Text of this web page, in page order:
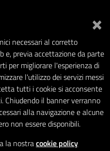
×
necessari al corretto
e, previa accettazione da parte
per migliorare l'esperienza di
l'utilizzo dei servizi messi
tutti i cookie si acconsente
Chiudendo il banner verranno
alla navigazione e alcune
non essere disponibili.
la nostracookie policy